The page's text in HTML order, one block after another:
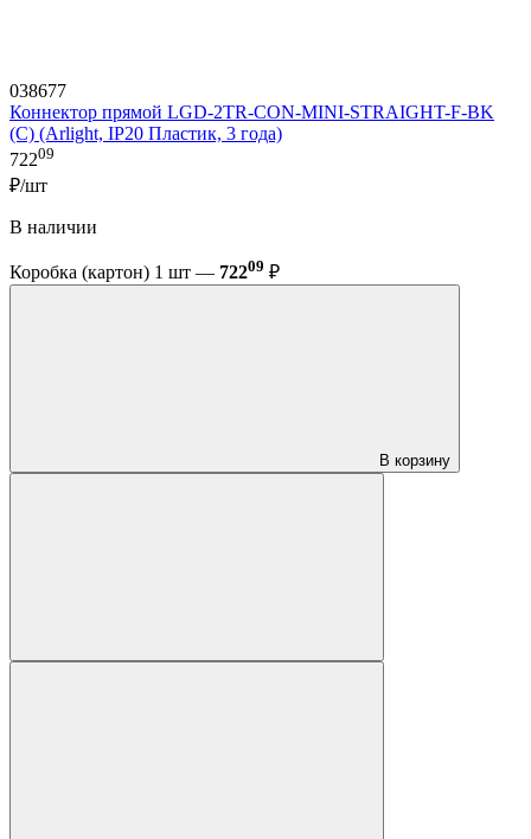
038677
Коннектор прямой LGD-2TR-CON-MINI-STRAIGHT-F-BK
(C) (Arlight, IP20 Пластик, 3 года)
72209
₽/шт
В наличии
Коробка (картон) 1 шт — 72209 ₽
В корзину